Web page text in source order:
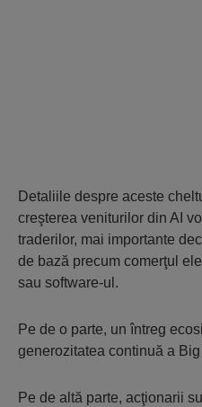
Detaliile despre aceste
creşterea veniturilor din AI
traderilor, mai importante
de bază precum comerţul
sau software-ul.
Pe de o parte, un întreg
generozitatea continuă a Big
Pe de altă parte, acţionarii